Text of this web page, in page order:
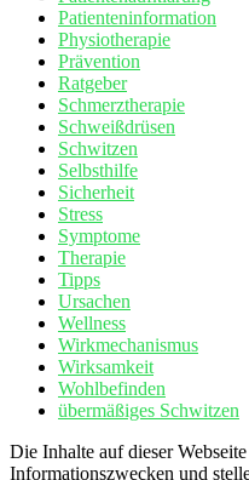
Patienteninformation
Physiotherapie
Prävention
Ratgeber
Schmerztherapie
Schweißdrüsen
Schwitzen
Selbsthilfe
Sicherheit
Stress
Symptome
Therapie
Tipps
Ursachen
Wellness
Wirkmechanismus
Wirksamkeit
Wohlbefinden
übermäßiges Schwitzen
Die Inhalte auf dieser
Informationszwecken und